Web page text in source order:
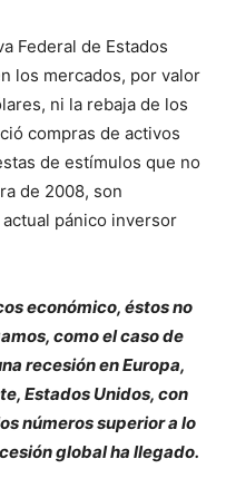
Federal de Estados
los mercados, por valor
ni la rebaja de los
compras de activos
de estímulos que no
de 2008, son
pánico inversor
económico, éstos no
como el caso de
recesión en Europa,
Estados Unidos, con
números superior a lo
global ha llegado.